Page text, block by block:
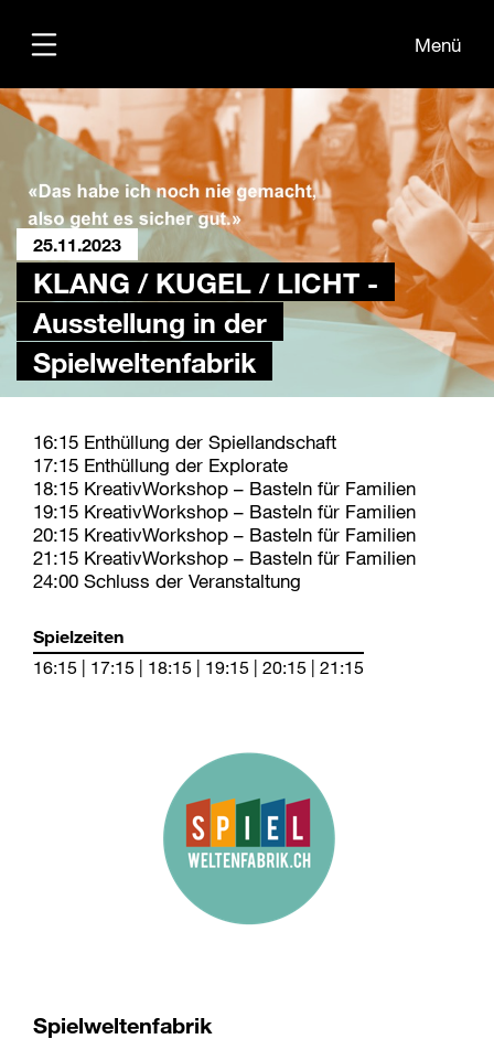
Programm
Teilnehmende
Übersichtsplan
Menü
25.11.2023
KLANG / KUGEL / LICHT -
Ausstellung in der
Spielweltenfabrik
16:15 Enthüllung der Spiellandschaft
17:15 Enthüllung der Explorate
18:15 KreativWorkshop – Basteln für Familien
19:15 KreativWorkshop – Basteln für Familien
20:15 KreativWorkshop – Basteln für Familien
21:15 KreativWorkshop – Basteln für Familien
24:00 Schluss der Veranstaltung
Spielzeiten
16:15 | 17:15 | 18:15 | 19:15 | 20:15 | 21:15
Spielweltenfabrik